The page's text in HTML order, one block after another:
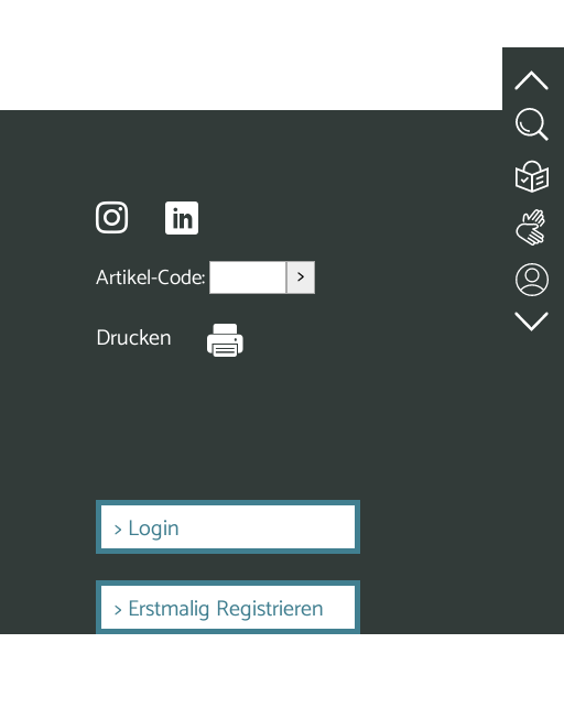
Artikel-Code: >
Drucken
> Login
> Erstmalig Registrieren